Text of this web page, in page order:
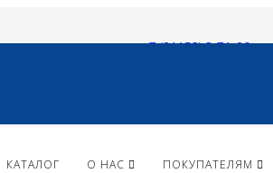
+ 7 (81153) 3-71-20
КАТАЛОГ О НАС ПОКУПАТЕЛЯМ